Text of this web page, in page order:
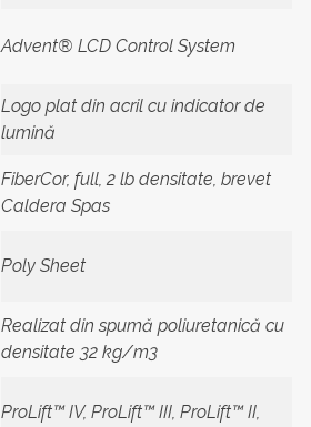
Advent® LCD Control System
Logo plat din acril cu indicator de
lumină
FiberCor, full, 2 lb densitate, brevet
Caldera Spas
Poly Sheet
Realizat din spumă poliuretanică cu
densitate 32 kg/m3
ProLift™ IV, ProLift™ III, ProLift™ II,